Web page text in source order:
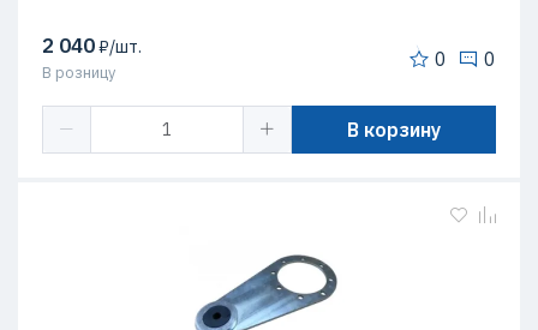
2 040₽/шт.
В розницу
0 0
В корзину